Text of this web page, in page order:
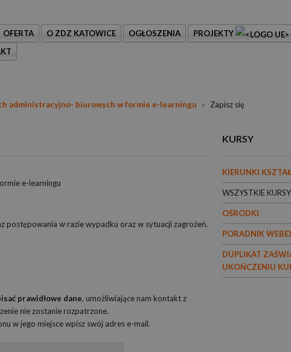
OFERTA O ZDZ KATOWICE OGŁOSZENIA PROJEKTY
administracyjno- biurowych w formie e-learningu » Zapisz się
e-learningu
postępowania w razie wypadku oraz w sytuacji zagrożeń.
prawidłowe dane, umożliwiające nam kontakt z
nie zostanie rozpatrzone.
w jego miejsce wpisz swój adres e-mail.
KURSY
KIERUNKI
WSZYSTKIE KURSY
OŚRODKI
PORADNIK
DUPLIKAT
UKOŃCZENIU